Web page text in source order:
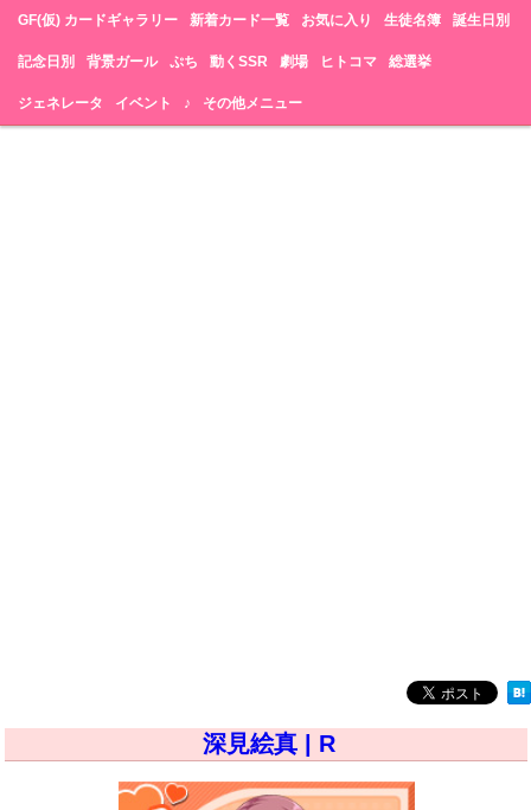
GF(仮) カードギャラリー 新着カード一覧 お気に入り 生徒名簿 誕生日別
記念日別 背景ガール ぷち 動くSSR 劇場 ヒトコマ 総選挙
ジェネレータ イベント ♪ その他メニュー
深見絵真 | R